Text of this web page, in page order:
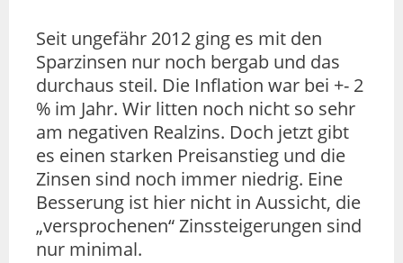
Seit ungefähr 2012 ging es mit den
Sparzinsen nur noch bergab und das
durchaus steil. Die Inflation war bei +- 2
% im Jahr. Wir litten noch nicht so sehr
am negativen Realzins. Doch jetzt gibt
es einen starken Preisanstieg und die
Zinsen sind noch immer niedrig. Eine
Besserung ist hier nicht in Aussicht, die
„versprochenen“ Zinssteigerungen sind
nur minimal.